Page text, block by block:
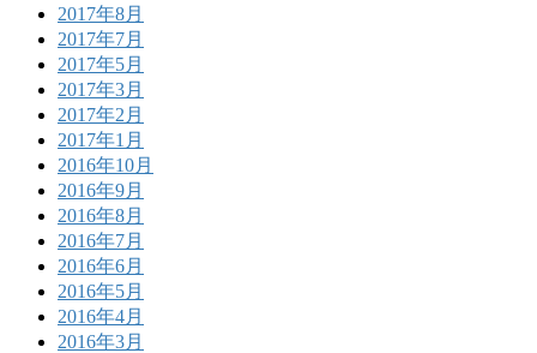
2017年8月
2017年7月
2017年5月
2017年3月
2017年2月
2017年1月
2016年10月
2016年9月
2016年8月
2016年7月
2016年6月
2016年5月
2016年4月
2016年3月